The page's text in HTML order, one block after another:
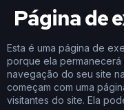
Página de
Esta é uma página de
porque ela permanecerá
navegação do seu site
começam com uma
visitantes do site. Ela